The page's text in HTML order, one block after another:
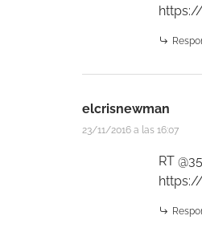
elcrisnewman
23/11/2016 a las 16:07
RT